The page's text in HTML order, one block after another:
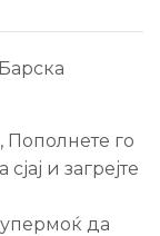
Барска
, Пополнете го
и загрејте
да